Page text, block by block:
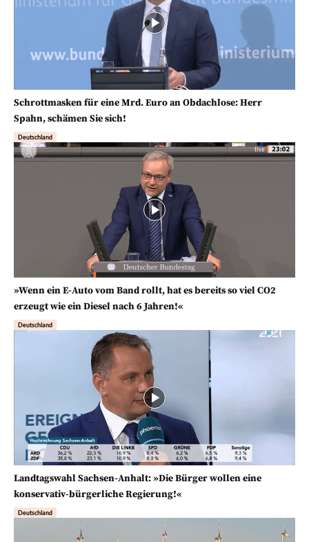
Schrottmasken für eine Mrd. Euro an Obdachlose: Herr
Spahn, schämen Sie sich!
Deutschland
»Wenn ein E-Auto vom Band rollt, hat es bereits so viel CO2
erzeugt wie ein Diesel nach 6 Jahren!«
Deutschland
Landtagswahl Sachsen-Anhalt: »Die Bürger wollen eine
konservativ-bürgerliche Regierung!«
Deutschland